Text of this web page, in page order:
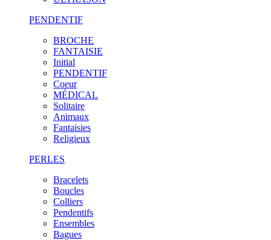
PENDENTIF
BROCHE
FANTAISIE
Initial
PENDENTIF
Coeur
MÉDICAL
Solitaire
Animaux
Fantaisies
Religieux
PERLES
Bracelets
Boucles
Colliers
Pendentifs
Ensembles
Bagues